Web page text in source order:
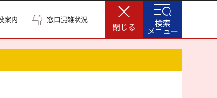
案内 窓口混雑状況
閉じる 検索
メニュー